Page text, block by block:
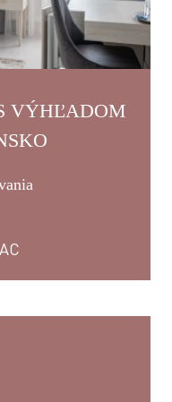
VÝHĽADOM